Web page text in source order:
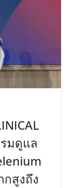
รมดูแล
สูงถึง